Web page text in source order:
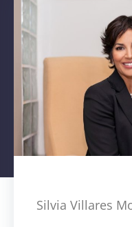
Silvia Villares